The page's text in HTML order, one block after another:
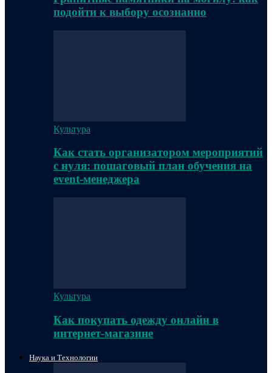
подойти к выбору осознанно
Культура
Как стать организатором мероприятий
с нуля: пошаговый план обучения на
event-менеджера
Культура
Как покупать одежду онлайн в
интернет-магазине
Наука и Технологии